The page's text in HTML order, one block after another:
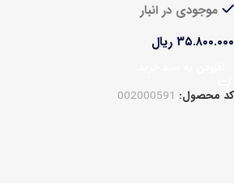
موجودی در انبار
۳۵.۸۰۰.۰۰۰ ریال
کد محصول: 002000591